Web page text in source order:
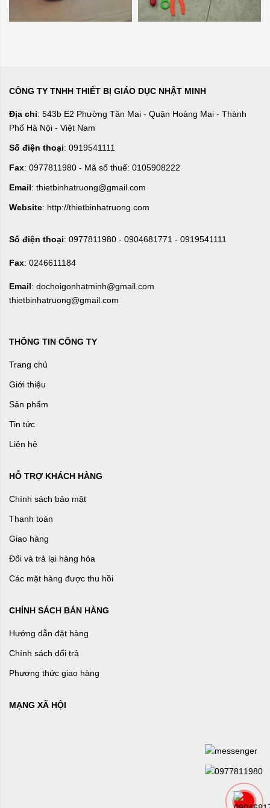
CÔNG TY TNHH THIẾT BỊ GIÁO DỤC NHẬT MINH
Địa chỉ: 543b E2 Phường Tân Mai - Quận Hoàng Mai - Thành
Phố Hà Nội - Việt Nam
Số điện thoại: 0919541111
Fax: 0977811980 - Mã số thuế: 0105908222
Email: thietbinhatruong@gmail.com
Website: http://thietbinhatruong.com
Số điện thoại: 0977811980 - 0904681771 - 0919541111
Fax: 0246611184
Email: dochoigonhatminh@gmail.com
thietbinhatruong@gmail.com
THÔNG TIN CÔNG TY
Trang chủ
Giới thiệu
Sản phẩm
Tin tức
Liên hệ
HỖ TRỢ KHÁCH HÀNG
Chính sách bảo mật
Thanh toán
Giao hàng
Đổi và trả lại hàng hóa
Các mặt hàng được thu hồi
CHÍNH SÁCH BÁN HÀNG
Hướng dẫn đặt hàng
Chính sách đổi trả
Phương thức giao hàng
MẠNG XÃ HỘI